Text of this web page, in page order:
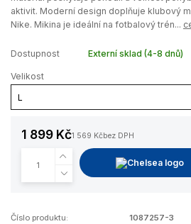
aktivit. Moderní design doplňuje klubový
Nike. Mikina je ideální na fotbalový trén...
Dostupnost Externí sklad (4-8 dnů)
Velikost
1 899 Kč1 569 Kčbez DPH
Číslo produktu:
1087257-3